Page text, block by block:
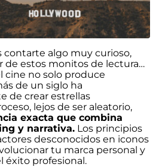
contarte algo muy curioso,
de estos monitos de lectura…
cine no solo produce
de un siglo ha
de crear estrellas
lejos de ser aleatorio,
exacta que combina
y narrativa. Los principios
desconocidos en iconos
tu marca personal y
éxito profesional.